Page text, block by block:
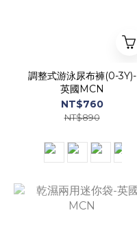
調整式游泳尿布褲(0-3Y)-
英國MCN
NT$760
NT$890